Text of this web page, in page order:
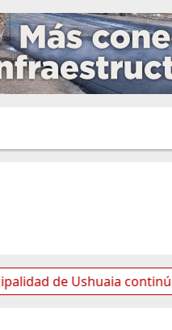
Ushuaia continúa con